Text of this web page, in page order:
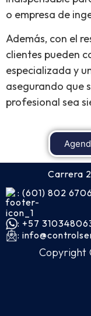
o empresa de
Además, con el
clientes pueden
especializada y
asegurando que
profesional sea
Carrera
: (601) 802 6706
: +57
:
Copyright